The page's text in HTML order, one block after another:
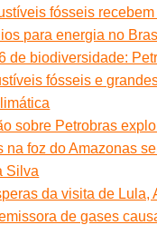
fósseis
para energia no
de biodiversidade:
fósseis e
sobre Petrobras
na foz do Amazonas
Silva
da visita de Lula,
de gases